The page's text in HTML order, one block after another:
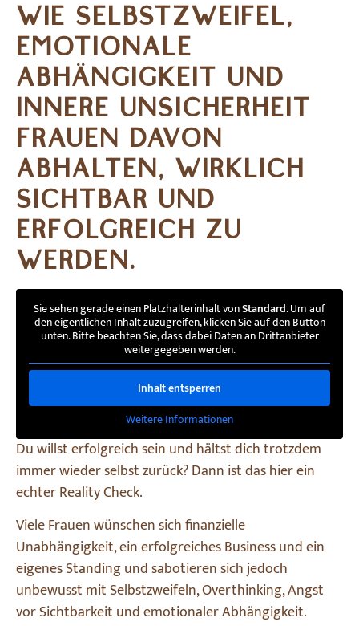
WIE SELBSTZWEIFEL,
EMOTIONALE
ABHÄNGIGKEIT UND
INNERE UNSICHERHEIT
FRAUEN DAVON
ABHALTEN, WIRKLICH
SICHTBAR UND
ERFOLGREICH ZU
WERDEN.
Sie sehen gerade einen Platzhalterinhalt vonStandard. Um auf
den eigentlichen Inhalt zuzugreifen, klicken Sie auf den Button
unten. Bitte beachten Sie, dass dabei Daten an Drittanbieter
weitergegeben werden.
Inhalt entsperren
Weitere Informationen
Du willst erfolgreich sein und hältst dich trotzdem
immer wieder selbst zurück? Dann ist das hier ein
echter Reality Check.
Viele Frauen wünschen sich finanzielle
Unabhängigkeit, ein erfolgreiches Business und ein
eigenes Standing und sabotieren sich jedoch
unbewusst mit Selbstzweifeln, Overthinking, Angst
vor Sichtbarkeit und emotionaler Abhängigkeit.